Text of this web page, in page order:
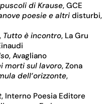
di Krause, GCE
poesie e altri disturbi,
, Tutto è incontro, La Gru
, Avagliano
morti sul lavoro, Zona
dell’orizzonte,
, Interno Poesia Editore